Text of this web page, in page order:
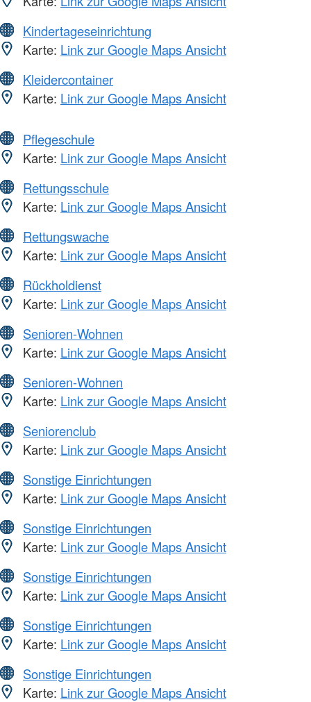
Kindertageseinrichtung
Karte: Link zur Google Maps Ansicht
Kleidercontainer
Karte: Link zur Google Maps Ansicht
Pflegeschule
Karte: Link zur Google Maps Ansicht
Rettungsschule
Karte: Link zur Google Maps Ansicht
Rettungswache
Karte: Link zur Google Maps Ansicht
Rückholdienst
Karte: Link zur Google Maps Ansicht
Senioren-Wohnen
Karte: Link zur Google Maps Ansicht
Senioren-Wohnen
Karte: Link zur Google Maps Ansicht
Seniorenclub
Karte: Link zur Google Maps Ansicht
Sonstige Einrichtungen
Karte: Link zur Google Maps Ansicht
Sonstige Einrichtungen
Karte: Link zur Google Maps Ansicht
Sonstige Einrichtungen
Karte: Link zur Google Maps Ansicht
Sonstige Einrichtungen
Karte: Link zur Google Maps Ansicht
Sonstige Einrichtungen
Karte: Link zur Google Maps Ansicht